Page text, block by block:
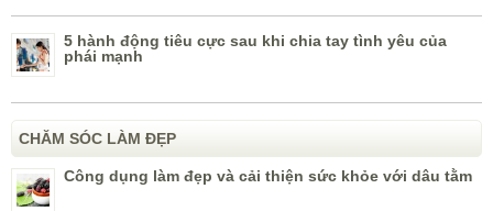
5 hành động tiêu cực sau khi chia tay tình yêu của
phái mạnh
CHĂM SÓC LÀM ĐẸP
Công dụng làm đẹp và cải thiện sức khỏe với dâu tằm